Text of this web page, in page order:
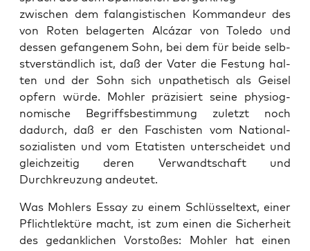
zwis­chen dem falangis­tis­chen Kom­man­deur des
von Roten belagerten Alcázar von Tole­do und
dessen gefan­genem Sohn, bei dem für bei­de selb­
stver­ständlich ist, daß der Vater die Fes­tung hal­
ten und der Sohn sich unpa­thetisch als Geisel
opfern würde. Mohler präzisiert seine phys­iog­
nomis­che Begriffs­bes­tim­mung zulet­zt noch
dadurch, daß er den Faschis­ten vom Nation­al­
sozial­is­ten und vom Etatis­ten unter­schei­det und
gle­ichzeit­ig deren Ver­wandtschaft und
Durchkreuzung andeutet.
Was Mohlers Essay zu einem Schlüs­sel­text, ein­er
Pflichtlek­türe macht, ist zum einen die Sicher­heit
des gedanklichen Vorstoßes: Mohler hat einen